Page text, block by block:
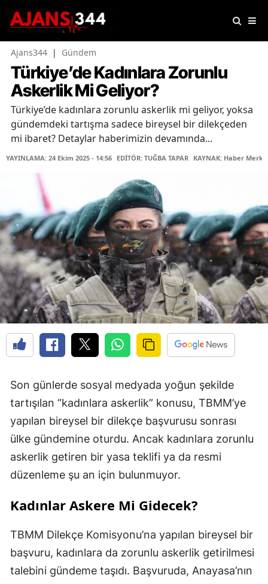
Ajans344 | Gündem
Türkiye’de Kadınlara Zorunlu
Askerlik Mi Geliyor?
Türkiye’de kadınlara zorunlu askerlik mi geliyor, yoksa
gündemdeki tartışma sadece bireysel bir dilekçeden
mi ibaret? Detaylar haberimizin devamında...
YAYINLAMA: 24 Ekim 2025 - 14:56 EDİTÖR: TUĞBA TAPAR KAYNAK: Haber
Son günlerde sosyal medyada yoğun şekilde
tartışılan “kadınlara askerlik” konusu, TBMM’ye
yapılan bireysel bir dilekçe başvurusu sonrası
ülke gündemine oturdu. Ancak kadınlara zorunlu
askerlik getiren bir yasa teklifi ya da resmi
düzenleme şu an için bulunmuyor.
Kadınlar Askere Mi Gidecek?
TBMM Dilekçe Komisyonu’na yapılan bireysel bir
başvuru, kadınlara da zorunlu askerlik getirilmesi
talebini gündeme taşıdı. Başvuruda, Anayasa’nın